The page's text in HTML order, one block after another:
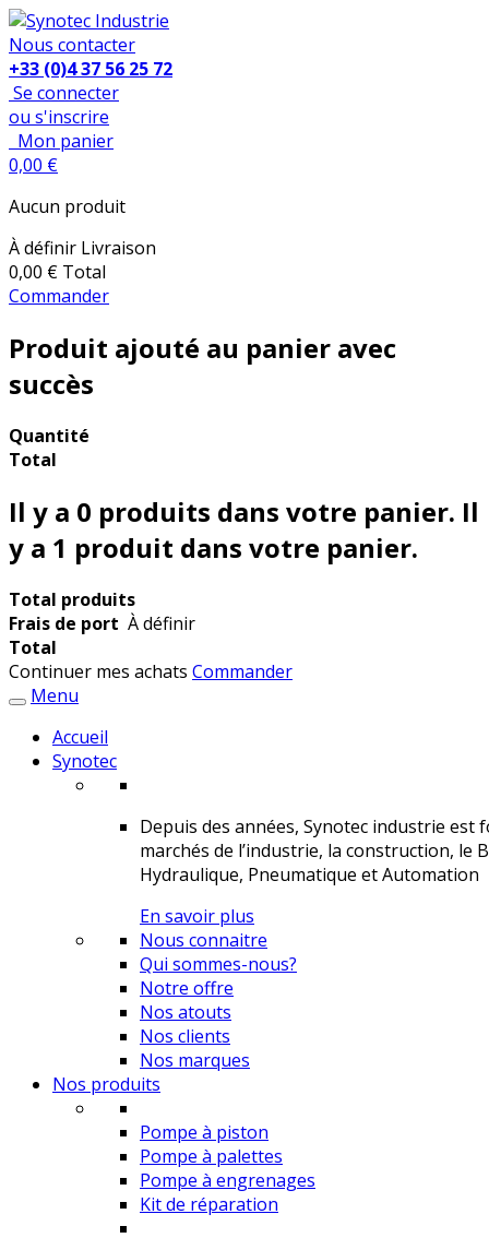
Nous contacter
+33 (0)4 37 56 25 72
Se connecter
ou s'inscrire
Mon panier
0,00 €
Aucun produit
À définir Livraison
0,00 € Total
Commander
Produit ajouté au panier avec
succès
Quantité
Total
Il y a 0 produits dans votre panier. Il
y a 1 produit dans votre panier.
Total produits
Frais de port À définir
Total
Continuer mes achats Commander
Menu
Accueil
Synotec
Depuis des années, Synotec industrie
marchés de l’industrie, la construction, le
Hydraulique, Pneumatique et Automation
En savoir plus
Nous connaitre
Qui sommes-nous?
Notre offre
Nos atouts
Nos clients
Nos marques
Nos produits
Pompe à piston
Pompe à palettes
Pompe à engrenages
Kit de réparation